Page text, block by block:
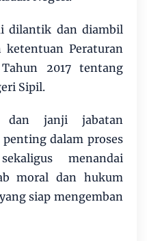
dilantik dan diambil
ketentuan Peraturan
2017 tentang
Sipil.
dan janji jabatan
dalam proses
menandai
moral dan hukum
siap mengemban